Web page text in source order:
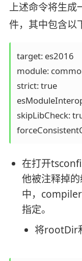
上述命令将生
件，其中包含以
target: es2016
module:
strict: true
skipLibCheck:
在打开
他被注释掉
中，
指定。
将rootDir